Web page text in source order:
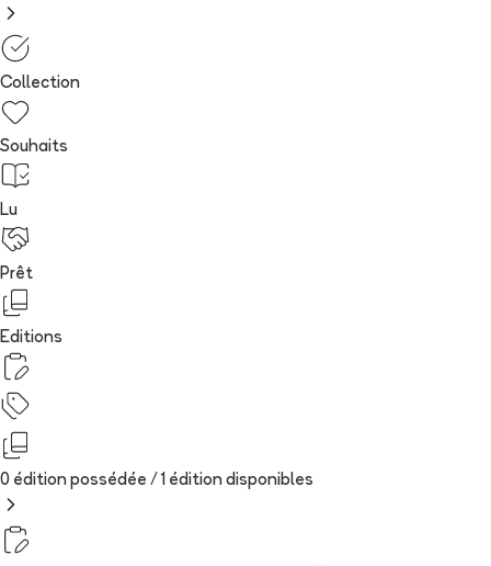
Collection
Souhaits
Lu
Prêt
Editions
0 édition possédée / 1 édition disponibles